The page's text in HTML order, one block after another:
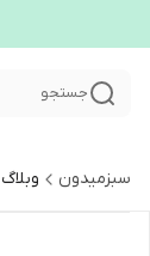
جستجو
سبزمیدون